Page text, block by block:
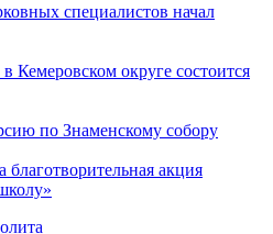
специалистов начал
Кемеровском округе состоится
по Знаменскому собору
благотворительная акция